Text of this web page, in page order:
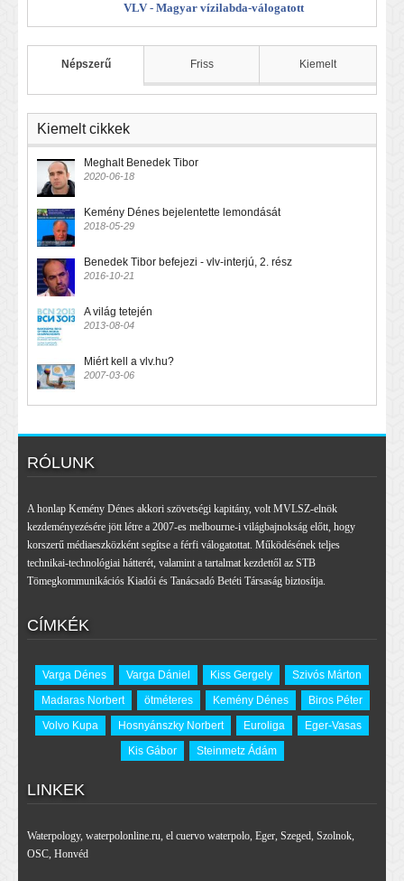
VLV - Magyar vízilabda-válogatott
Népszerű Friss Kiemelt
Kiemelt cikkek
Meghalt Benedek Tibor
2020-06-18
Kemény Dénes bejelentette lemondását
2018-05-29
Benedek Tibor befejezi - vlv-interjú, 2. rész
2016-10-21
A világ tetején
2013-08-04
Miért kell a vlv.hu?
2007-03-06
RÓLUNK
A honlap Kemény Dénes akkori szövetségi kapitány, volt MVLSZ-elnök
kezdeményezésére jött létre a 2007-es melbourne-i világbajnokság előtt, hogy
korszerű médiaeszközként segítse a férfi válogatottat. Működésének teljes
technikai-technológiai hátterét, valamint a tartalmat kezdettől az STB
Tömegkommunikációs Kiadói és Tanácsadó Betéti Társaság biztosítja.
CÍMKÉK
Varga Dénes Varga Dániel Kiss Gergely
Szivós Márton
Madaras Norbert
ötméteres Kemény Dénes
Biros Péter
Volvo Kupa
Hosnyánszky Norbert Euroliga
Eger-Vasas
Kis Gábor
Steinmetz Ádám
LINKEK
Waterpology, waterpolonline.ru, el cuervo waterpolo, Eger, Szeged, Szolnok,
OSC, Honvéd